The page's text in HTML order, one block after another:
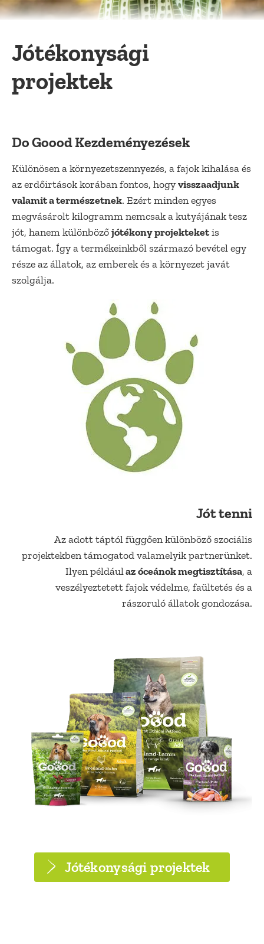
Jótékonysági
projektek
Do Goood Kezdeményezések
Különösen a környezetszennyezés, a fajok kihalása és
az erdőirtások korában fontos, hogy visszaadjunk
valamit a természetnek. Ezért minden egyes
megvásárolt kilogramm nemcsak a kutyájának tesz
jót, hanem különböző jótékony projekteketis
támogat. Így a termékeinkből származó bevétel egy
része az állatok, az emberek és a környezet javát
szolgálja.
Jót tenni
Az adott táptól függően különböző szociális
projektekben támogatod valamelyik partnerünket.
Ilyen példáulaz óceánok megtisztítása, a
veszélyeztetett fajok védelme, faültetés és a
rászoruló állatok gondozása.
Jótékonysági projektek